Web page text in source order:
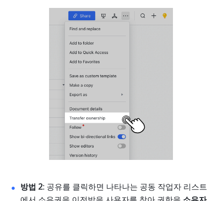
방법 2: 공유를 클릭하면 나타나는 공동 작업자 리스트